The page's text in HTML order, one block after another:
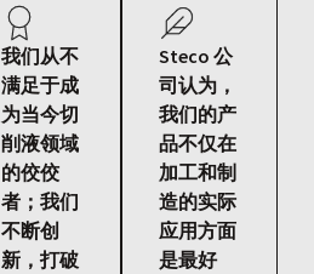
我们从不
满足于成
为当今切
削液领域
的佼佼
者；我们
不断创
新，打破
Steco 公
司认为，
我们的产
品不仅在
加工和制
造的实际
应用方面
是最好